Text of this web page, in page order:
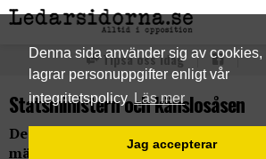
Denna sida använder sig av cookies,
lagrar personuppgifter enligt vår
integritetspolicy Läs mer
Jag accepterar
Tipsa oss idag
Statsministern och känslosåsen
De etablerade partierna har
människors oro, anser statsminister